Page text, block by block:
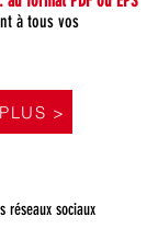
à tous vos
>
réseaux sociaux